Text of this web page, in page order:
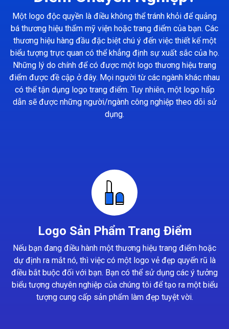
Một logo độc quyền là điều không thể tránh khỏi để quảng
bá thương hiệu thẩm mỹ viện hoặc trang điểm của bạn. Các
thương hiệu hàng đầu đặc biệt chú ý đến việc thiết kế một
biểu tượng trực quan có thể khẳng định sự xuất sắc của họ.
Những lý do chính để có được một logo thương hiệu trang
điểm được đề cập ở đây. Mọi người từ các ngành khác nhau
có thể tận dụng logo trang điểm. Tuy nhiên, một logo hấp
dẫn sẽ được những người/ngành công nghiệp theo dõi sử
dụng.
Logo Sản Phẩm Trang Điểm
Nếu bạn đang điều hành một thương hiệu trang điểm hoặc
dự định ra mắt nó, thì việc có một logo vẻ đẹp quyến rũ là
điều bắt buộc đối với bạn. Bạn có thể sử dụng các ý tưởng
biểu tượng chuyên nghiệp của chúng tôi để tạo ra một biểu
tượng cung cấp sản phẩm làm đẹp tuyệt vời.